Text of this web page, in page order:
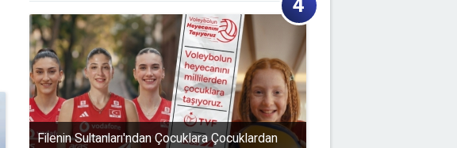
Filenin Sultanları'ndan Çocuklara Çocuklardan